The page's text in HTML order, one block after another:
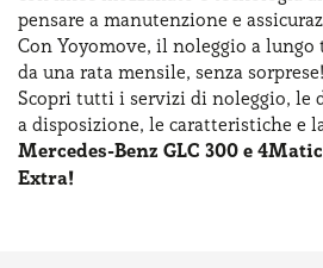
pensare a manutenzione e
Con Yoyomove, il noleggio a lungo
da una rata mensile, senza sorprese!
Scopri tutti i servizi di noleggio, le
a disposizione, le caratteristiche e
Mercedes-Benz GLC 300 e
Extra!